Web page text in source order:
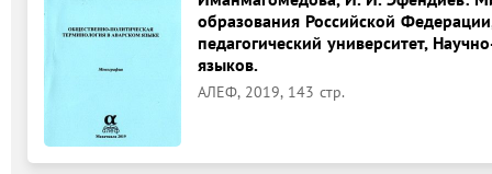
образования Российской
педагогический университет,
языков.
АЛЕФ, 2019, 143 стр.